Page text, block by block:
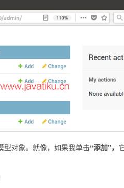
型对象。就像，如果我单击“添加”，